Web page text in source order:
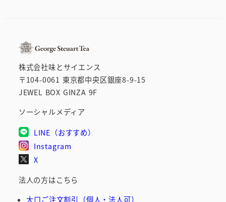
株式会社味とサイエンス
〒104-0061 東京都中央区銀座8-9-15
JEWEL BOX GINZA 9F
ソーシャルメディア
LINE（おすすめ）
Instagram
X
法人の方はこちら
大口ご注文割引（個人・法人可）